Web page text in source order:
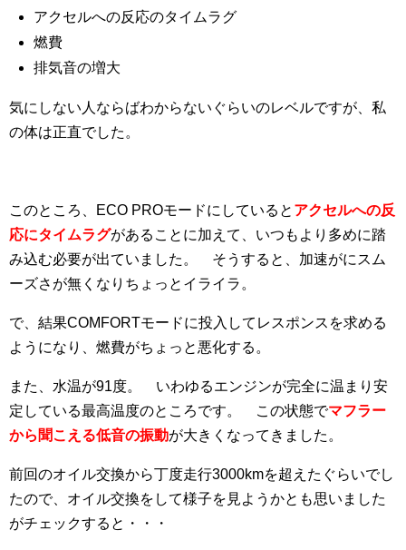
アクセルへの反応のタイムラグ
燃費
排気音の増大
気にしない人ならばわからないぐらいのレベルですが、私
の体は正直でした。
このところ、ECO PROモードにしていると アクセルへの反
応にタイムラグがあることに加えて、いつもより多めに踏
み込む必要が出ていました。 そうすると、加速がにスム
ーズさが無くなりちょっとイライラ。
で、結果COMFORTモードに投入してレスポンスを求める
ようになり、燃費がちょっと悪化する。
また、水温が91度。 いわゆるエンジンが完全に温まり安
定している最高温度のところです。 この状態でマフラー
から聞こえる低音の振動が大きくなってきました。
前回のオイル交換から丁度走行3000kmを超えたぐらいでし
たので、オイル交換をして様子を見ようかとも思いました
がチェックすると・・・